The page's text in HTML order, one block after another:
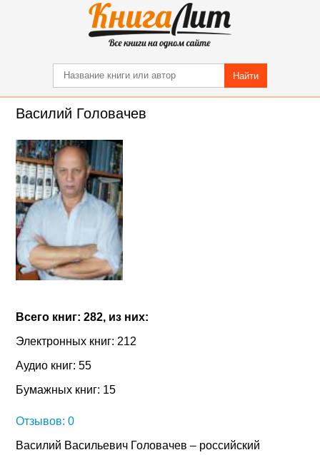
Найти
Василий Головачев
Всего книг: 282, из них:
Электронных книг: 212
Аудио книг: 55
Бумажных книг: 15
Отзывов: 0
Василий Васильевич Головачев – российский